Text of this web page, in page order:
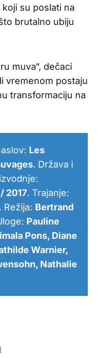
su poslati na
brutalno ubiju
muva“, dečaci
vremenom postaju
transformaciju na
Les
. Država i
2017. Trajanje:
. Režija: Bertrand
Pauline
Pons, Diane
Warnier,
Nathalie